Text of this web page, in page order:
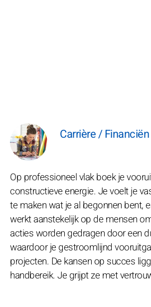
Carrière / Financiën
Op professioneel vlak boek je
constructieve energie. Je voelt je
te maken wat je al begonnen bent,
werkt aanstekelijk op de mensen
acties worden gedragen door een
waardoor je gestroomlijnd
projecten. De kansen op succes
handbereik. Je grijpt ze met